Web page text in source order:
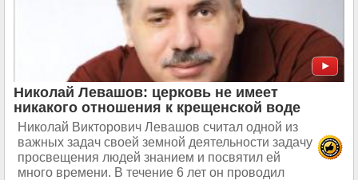
Николай Левашов: церковь не имеет
никакого отношения к крещенской воде
Николай Викторович Левашов считал одной из
важных задач своей земной деятельности задачу
просвещения людей знанием и посвятил ей
много времени. В течение 6 лет он проводил